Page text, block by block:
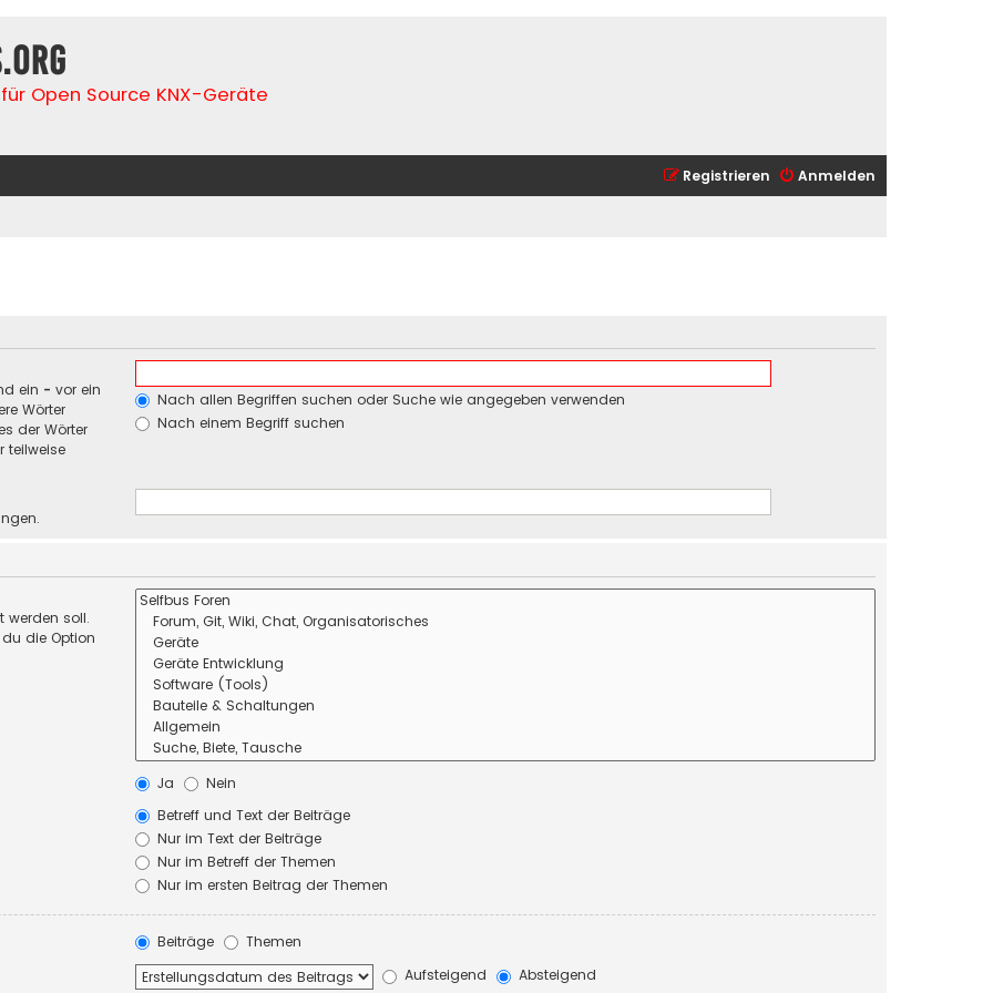
Open Source KNX-Geräte
Anmelden
Registrieren
ein - vor ein
Wörter
der Wörter
teilweise
Nach allen Begriffen suchen oder Suche wie angegeben verwenden
Nach einem Begriff suchen
werden soll.
die Option
Ja
Nein
Betreff und Text der Beiträge
Nur im Text der Beiträge
Nur im Betreff der Themen
Nur im ersten Beitrag der Themen
Beiträge
Themen
Aufsteigend
Absteigend